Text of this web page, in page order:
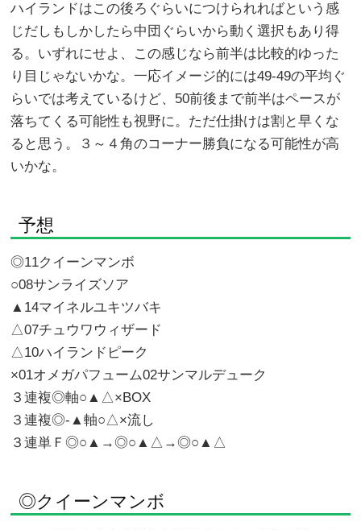
ハイランドはこの後ろぐらいにつけられればという感
じだしもしかしたら中団ぐらいから動く選択もあり得
る。いずれにせよ、この感じなら前半は比較的ゆった
り目じゃないかな。一応イメージ的には49-49の平均ぐ
らいでは考えているけど、50前後まで前半はペースが
落ちてくる可能性も視野に。ただ仕掛けは割と早くな
ると思う。３～４角のコーナー勝負になる可能性が高
いかな。
予想
◎11クイーンマンボ
○08サンライズソア
▲14マイネルユキツバキ
△07チュウワウィザード
△10ハイランドピーク
×01オメガパフューム02サンマルデューク
３連複◎軸○▲△×BOX
３連複◎-▲軸○△×流し
３連単Ｆ◎○▲→◎○▲△→◎○▲△
◎クイーンマンボ